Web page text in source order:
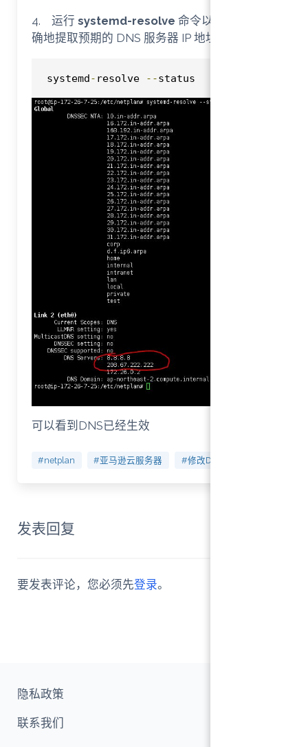
4. 运行 systemd-resolve 命令以确认系统正
确地提取预期的 DNS 服务器 IP 地址：
systemd- resolve --status
可以看到DNS已经生效
#netplan #亚马逊云服务器 #修改DNS解析
发表回复
要发表评论，您必须先登录。
隐私政策
联系我们